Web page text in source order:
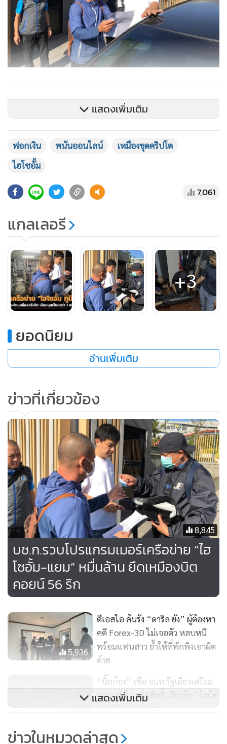
จุดที่ 2 บ้านหลังหนึ่งในพื้นที่ หมู่ที่ 11 ต.ชมพู อ.เมือง จ.ลำปาง
ผลการตรวจค้นพบ นายวรวุฒน์ (สงวนนามสกุล) อายุ34 ปี แสดง
ตัวเป็นผู้ครอบครองดูแลสถานที่ ผลการตรวจค้นพบอุปกรณ์
เว็บไซต์star4k, เหมืองขุดเหรียญบิทคอยน์ จำนวน 56 ริก ของไฮ
โซอั้ม ที่นำมาฝากไว้ โดย นายวรวุฒน์ ให้การว่า ตนเองเป็น
โปรแกรมเมอร์ทำหน้าที่แก้ไขระบบหน้าบ้านและหลังบ้านของ
เว็บไซต์star4k
จุดที่ 3 บ้านหลังหนึ่งในพื้นที่ ม.6 ต.ลาดสวาย อ.ลำลูกกา
จ.ปทุมธานีผลการตรวจค้นพบนายปิตุพงศ์ (สงวนนามสกุล) อายุ
42 ปีเป็นผู้ครอบครองดูแลสถานที่ ให้การว่าทำหน้าที่ดูแลระบบ
ฐานข้อมูลของเว็บไซต์star4k โดยมีไฮโซอั้ม เป็นผู้ว่าจ้าง
จุดที่ 4 บ้านหลังหนึ่งในซอยรามอินทรา 58 แขวงรามอินทรา เขต
คันนายาว กทม. ซึ่งเกี่ยวข้องกับเครือข่าย ufa24h ผลการตรวจ
ค้นพบอาวุธปืน 4 กระบอก และของกลางอีกหลายรายการ อยู่
ภายในบ้านจึงจับกุม น.ส.เจนจิรา กระสานนท์ อายุ 29 ปี เจ้าของ
บ้านมาดำเนินคดี
แสดงเพิ่มเติม
ฟอกเงิน พนันออนไลน์
เหมืองขุดคริปโต
ไฮโซอั้ม
7,061
แกลเลอรี
+3
ยอดนิยม
อ่านเพิ่มเติม
ข่าวที่เกี่ยวข้อง
8,845
บช.ก.รวบโปรแกรมเมอร์เครือข่าย “ไฮ
โซอั้ม-แยม” หมื่นล้าน ยึดเหมืองบิต
คอยน์ 56 ริก
5,936
ดีเอสไอ ค้นรัง “ดาริล ยัง” ผู้ต้องหา
คดี Forex-3D ไม่เจอตัว หลบหนี
พร้อมแฟนสาว ย้ำให้ที่พักพิงเอาผิด
ด้วย
2,349
“บิ๊กก้อง” เชื่อ จนท.รัฐเอี่ยวเตรียม
กุญแจให้ “ประสิทธิ์ เจียวก๊ก” ไขโซ่
ตรวนในห้องน้ำศาล
'ชัยวุฒิ' สั่งปราบเด็ดขาด
แสดงเพิ่มเติม
ข่าวในหมวดล่าสุด